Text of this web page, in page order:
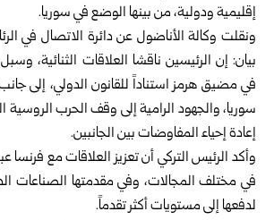
إقليمية ودولية، من بينها الوضع في سوريا.
ونقلت وكالة الأناضول عن دائرة الاتصال في
بيان: إن الرئيسين ناقشا العلاقات الثنائية،
في مضيق هرمز استناداً للقانون الدولي، إلى
سوريا، والجهود الرامية إلى وقف الحرب الروسية
إعادة إحياء المفاوضات بين الجانبين.
وأكد الرئيس التركي أن تعزيز العلاقات مع فرنسا
في مختلف المجالات، وفي مقدمتها الصناعات
لدفعها إلى مستويات أكثر تقدماً.